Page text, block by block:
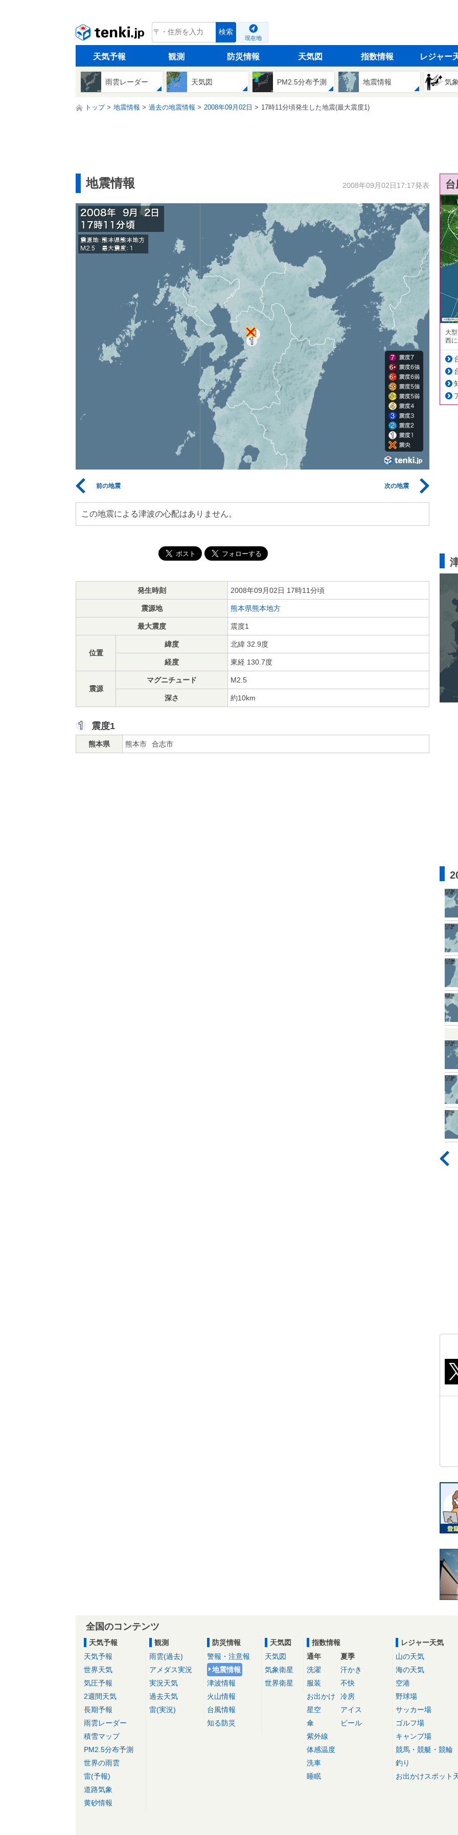
tenki.jp 検索
現在地
天気予報 観測 防災情報 天気図 指数情報 レジャー
雨雲レーダー 天気図 PM2.5分布予測 地震情報 気
トップ 地震情報 過去の地震情報 2008年09月02日 17時11分頃発生した地震(最大震度1)
地震情報 2008年09月02日17:17発表
前の地震 次の地震
この地震による津波の心配はありません。
発生時刻 2008年09月02日 17時11分頃
震源地 熊本県熊本地方
最大震度 震度1
位置
緯度 北緯 32.9度
経度 東経 130.7度
震源
マグニチュード M2.5
深さ 約10km
震度1
熊本県 熊本市 合志市
大
西
全国のコンテンツ
天気予報
天気予報
世界天気
気圧予報
2週間天気
長期予報
雨雲レーダー
積雪マップ
PM2.5分布予測
世界の雨雲
雷(予報)
道路気象
黄砂情報
観測
雨雲(過去)
アメダス実況
実況天気
過去天気
雷(実況)
防災情報
警報・注意報
地震情報
津波情報
火山情報
台風情報
知る防災
天気図
天気図
気象衛星
世界衛星
指数情報
通年
洗濯
服装
お出かけ
星空
傘
紫外線
体感温度
洗車
睡眠
夏季
汗かき
不快
冷房
アイス
ビール
レジャー天気
山の天気
海の天気
空港
野球場
サッカー場
ゴルフ場
キャンプ場
競馬・競艇・競輪
釣り
お出かけスポット